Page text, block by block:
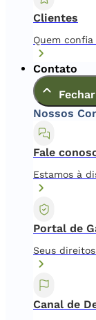
Clientes
Quem confia
Contato
Nossos
Fale
Estamos à
Portal de
Seus
Canal de